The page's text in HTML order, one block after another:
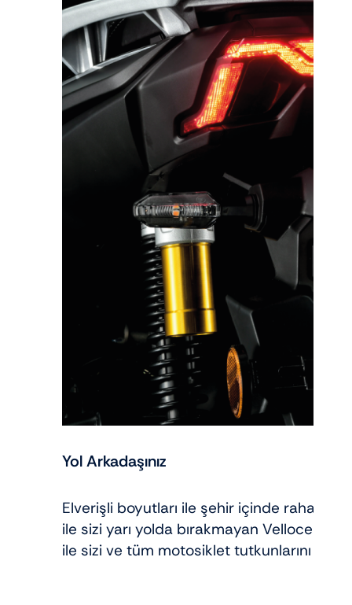
Yol Arkadaşınız
Elverişli boyutları ile şehir içinde
ile sizi yarı yolda bırakmayan Velloce
ile sizi ve tüm motosiklet tutkunlarını